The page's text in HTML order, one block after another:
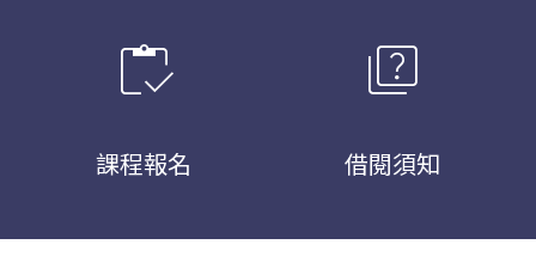
inventory
課程報名
quiz
借閱須知